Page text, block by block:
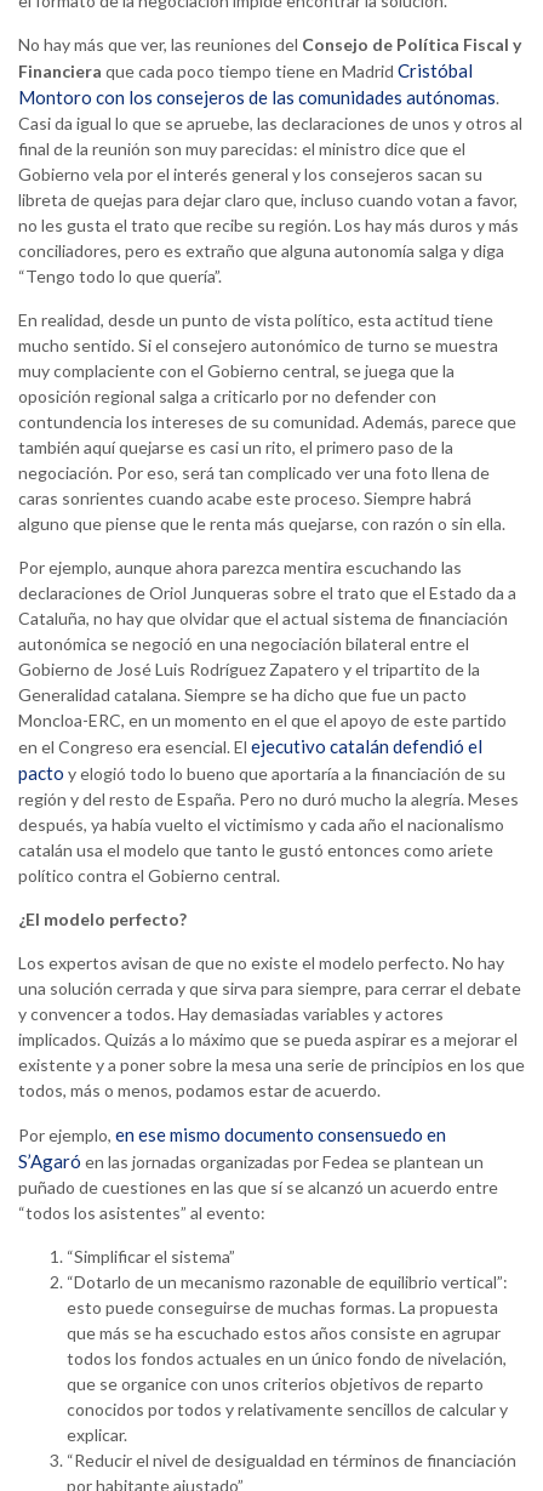
No hay más que ver, las reuniones del Consejo de Política Fiscal y
Financiera que cada poco tiempo tiene en Madrid Cristóbal
Montoro con los consejeros de las comunidades autónomas.
Casi da igual lo que se apruebe, las declaraciones de unos y otros al
final de la reunión son muy parecidas: el ministro dice que el
Gobierno vela por el interés general y los consejeros sacan su
libreta de quejas para dejar claro que, incluso cuando votan a favor,
no les gusta el trato que recibe su región. Los hay más duros y más
conciliadores, pero es extraño que alguna autonomía salga y diga
“Tengo todo lo que quería”.
En realidad, desde un punto de vista político, esta actitud tiene
mucho sentido. Si el consejero autonómico de turno se muestra
muy complaciente con el Gobierno central, se juega que la
oposición regional salga a criticarlo por no defender con
contundencia los intereses de su comunidad. Además, parece que
también aquí quejarse es casi un rito, el primero paso de la
negociación. Por eso, será tan complicado ver una foto llena de
caras sonrientes cuando acabe este proceso. Siempre habrá
alguno que piense que le renta más quejarse, con razón o sin ella.
Por ejemplo, aunque ahora parezca mentira escuchando las
declaraciones de Oriol Junqueras sobre el trato que el Estado da a
Cataluña, no hay que olvidar que el actual sistema de financiación
autonómica se negoció en una negociación bilateral entre el
Gobierno de José Luis Rodríguez Zapatero y el tripartito de la
Generalidad catalana. Siempre se ha dicho que fue un pacto
Moncloa-ERC, en un momento en el que el apoyo de este partido
en el Congreso era esencial. El ejecutivo catalán defendió el
pacto y elogió todo lo bueno que aportaría a la financiación de su
región y del resto de España. Pero no duró mucho la alegría. Meses
después, ya había vuelto el victimismo y cada año el nacionalismo
catalán usa el modelo que tanto le gustó entonces como ariete
político contra el Gobierno central.
¿El modelo perfecto?
Los expertos avisan de que no existe el modelo perfecto. No hay
una solución cerrada y que sirva para siempre, para cerrar el debate
y convencer a todos. Hay demasiadas variables y actores
implicados. Quizás a lo máximo que se pueda aspirar es a mejorar el
existente y a poner sobre la mesa una serie de principios en los que
todos, más o menos, podamos estar de acuerdo.
Por ejemplo, en ese mismo documento consensuedo en
S’Agaró en las jornadas organizadas por Fedea se plantean un
puñado de cuestiones en las que sí se alcanzó un acuerdo entre
“todos los asistentes” al evento:
“Simplificar el sistema”
“Dotarlo de un mecanismo razonable de equilibrio vertical”:
esto puede conseguirse de muchas formas. La propuesta
que más se ha escuchado estos años consiste en agrupar
todos los fondos actuales en un único fondo de nivelación,
que se organice con unos criterios objetivos de reparto
conocidos por todos y relativamente sencillos de calcular y
explicar.
“Reducir el nivel de desigualdad en términos de financiación
por habitante ajustado”